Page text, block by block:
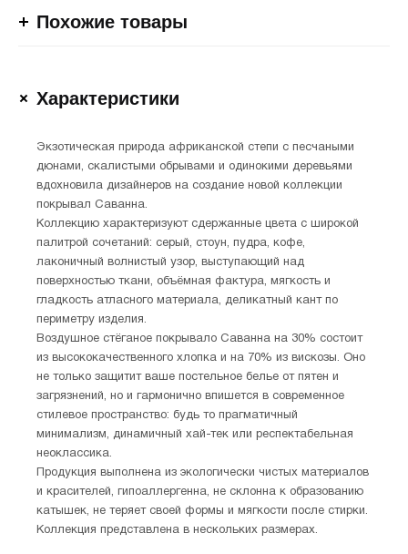
Похожие товары
Характеристики
Экзотическая природа африканской степи с песчаными
дюнами, скалистыми обрывами и одинокими деревьями
вдохновила дизайнеров на создание новой коллекции
покрывал Саванна.
Коллекцию характеризуют сдержанные цвета с широкой
палитрой сочетаний: серый, стоун, пудра, кофе,
лаконичный волнистый узор, выступающий над
поверхностью ткани, объёмная фактура, мягкость и
гладкость атласного материала, деликатный кант по
периметру изделия.
Воздушное стёганое покрывало Саванна на 30% состоит
из высококачественного хлопка и на 70% из вискозы. Оно
не только защитит ваше постельное белье от пятен и
загрязнений, но и гармонично впишется в современное
стилевое пространство: будь то прагматичный
минимализм, динамичный хай-тек или респектабельная
неоклассика.
Продукция выполнена из экологически чистых материалов
и красителей, гипоаллергенна, не склонна к образованию
катышек, не теряет своей формы и мягкости после стирки.
Коллекция представлена в нескольких размерах.